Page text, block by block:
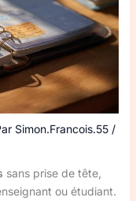
Simon.Francois.55 /
sans prise de tête,
ou étudiant.